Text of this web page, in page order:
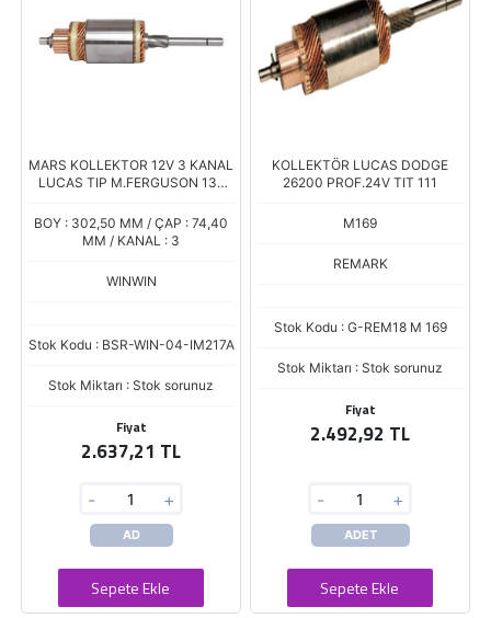
MARS KOLLEKTOR 12V 3 KANAL
LUCAS TIP M.FERGUSON 135
BOY : 302,50 MM / ÇAP : 74,40
MM / KANAL : 3
WINWIN
Stok Kodu : BSR-WIN-04-IM217A
Stok Miktarı : Stok sorunuz
Fiyat
2.637,21 TL
- +
AD
Sepete Ekle
KOLLEKTÖR LUCAS DODGE
26200 PROF.24V TIT 111
M169
REMARK
Stok Kodu : G-REM18 M 169
Stok Miktarı : Stok sorunuz
Fiyat
2.492,92 TL
- +
ADET
Sepete Ekle